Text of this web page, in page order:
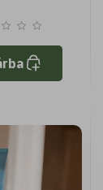
puhító -
Biolin
- minden